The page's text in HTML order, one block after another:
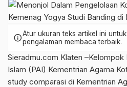
infoAtur ukuran teks artikel ini
pengalaman membaca terbaik.
Sieradmu.com Klaten –Kelompok
Islam (PAI) Kementrian Agama
study comparasi di Kementrian